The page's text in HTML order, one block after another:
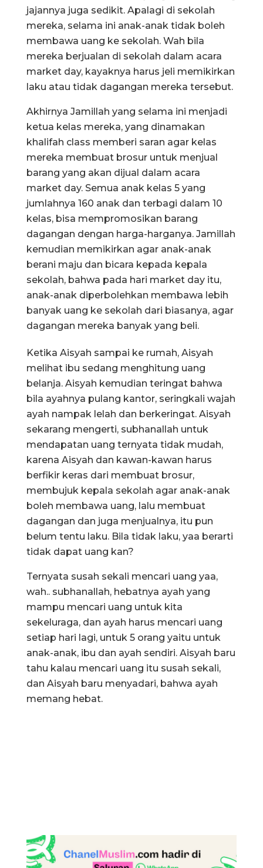
jajannya juga sedikit. Apalagi di sekolah
mereka, selama ini anak-anak tidak boleh
membawa uang ke sekolah. Wah bila
mereka berjualan di sekolah dalam acara
market day, kayaknya harus jeli memikirkan
laku atau tidak dagangan mereka tersebut.
Akhirnya Jamillah yang selama ini menjadi
ketua kelas mereka, yang dinamakan
khalifah class memberi saran agar kelas
mereka membuat brosur untuk menjual
barang yang akan dijual dalam acara
market day. Semua anak kelas 5 yang
jumlahnya 160 anak dan terbagi dalam 10
kelas, bisa mempromosikan barang
dagangan dengan harga-harganya. Jamillah
kemudian memikirkan agar anak-anak
berani maju dan bicara kepada kepala
sekolah, bahwa pada hari market day itu,
anak-anak diperbolehkan membawa lebih
banyak uang ke sekolah dari biasanya, agar
dagangan mereka banyak yang beli.
Ketika Aisyah sampai ke rumah, Aisyah
melihat ibu sedang menghitung uang
belanja. Aisyah kemudian teringat bahwa
bila ayahnya pulang kantor, seringkali wajah
ayah nampak lelah dan berkeringat. Aisyah
sekarang mengerti, subhanallah untuk
mendapatan uang ternyata tidak mudah,
karena Aisyah dan kawan-kawan harus
berfikir keras dari membuat brosur,
membujuk kepala sekolah agar anak-anak
boleh membawa uang, lalu membuat
dagangan dan juga menjualnya, itu pun
belum tentu laku. Bila tidak laku, yaa berarti
tidak dapat uang kan?
Ternyata susah sekali mencari uang yaa,
wah.. subhanallah, hebatnya ayah yang
mampu mencari uang untuk kita
sekeluraga, dan ayah harus mencari uang
setiap hari lagi, untuk 5 orang yaitu untuk
anak-anak, ibu dan ayah sendiri. Aisyah baru
tahu kalau mencari uang itu susah sekali,
dan Aisyah baru menyadari, bahwa ayah
memang hebat.